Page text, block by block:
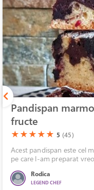
Pandispan
fructe
(*)
★(*)
★(*)
★(*)
★(*)
★ 5 (45)
Acest pandispan este cel
pe care l-am preparat
reteta.Rodica
LEGEND CHEF